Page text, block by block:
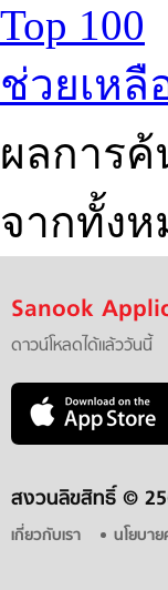
Top 100
ช่วยเหลื
ผลการ
จากทั้งห
Sanook
ดาวน์โหลดได้แล้ววันนี้
สงวนลิขสิทธิ์ ©
เกี่ยวกับเรา นโยบา